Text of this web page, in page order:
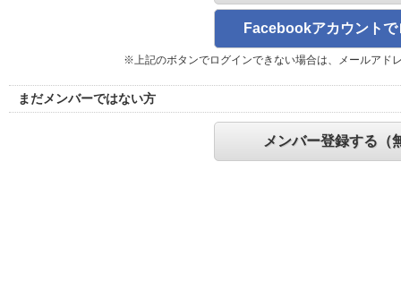
Facebookアカウントで
※上記のボタンでログインできない場合は、メールアド
まだメンバーではない方
メンバー登録する（